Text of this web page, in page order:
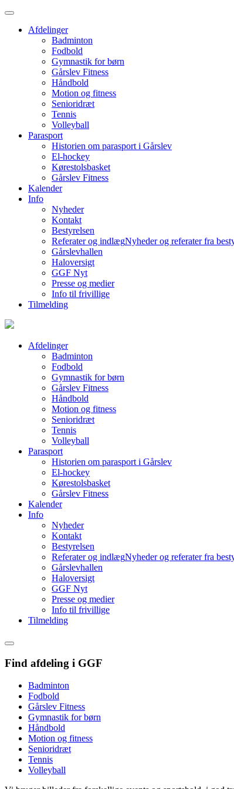
Afdelinger
Badminton
Fodbold
Gymnastik for børn
Gårslev Fitness
Håndbold
Motion og fitness
Senioridræt
Tennis
Volleyball
Parasport
Historien om parasport i Gårslev
El-hockey
Kørestolsbasket
Gårslev Fitness
Kalender
Info
Nyheder
Kontakt
Bestyrelsen
Referater og indlægNyheder og referater fra
Gårslevhallen
Haloversigt
GGF Nyt
Presse og medier
Info til frivillige
Tilmelding
Afdelinger
Badminton
Fodbold
Gymnastik for børn
Gårslev Fitness
Håndbold
Motion og fitness
Senioridræt
Tennis
Volleyball
Parasport
Historien om parasport i Gårslev
El-hockey
Kørestolsbasket
Gårslev Fitness
Kalender
Info
Nyheder
Kontakt
Bestyrelsen
Referater og indlægNyheder og referater fra
Gårslevhallen
Haloversigt
GGF Nyt
Presse og medier
Info til frivillige
Tilmelding
Find afdeling i GGF
Badminton
Fodbold
Gårslev Fitness
Gymnastik for børn
Håndbold
Motion og fitness
Senioridræt
Tennis
Volleyball